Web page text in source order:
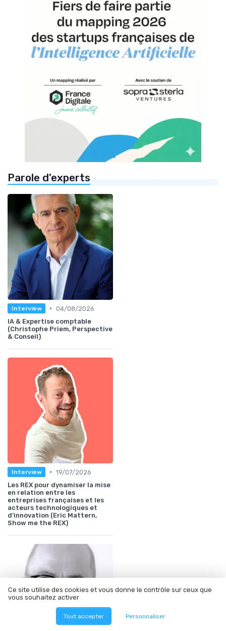
Parole d'experts
Interview • 04/08/2026
IA & Expertise comptable
(Christophe Priem, Perspective
& Conseil)
Interview • 19/07/2026
Les REX pour dynamiser la mise
en relation entre les
entreprises françaises et les
acteurs technologiques et
d’innovation (Eric Mattern,
Show me the REX)
Ce site utilise des cookies et vous donne le contrôle sur ceux que
vous souhaitez activer
Tout accepter Personnaliser